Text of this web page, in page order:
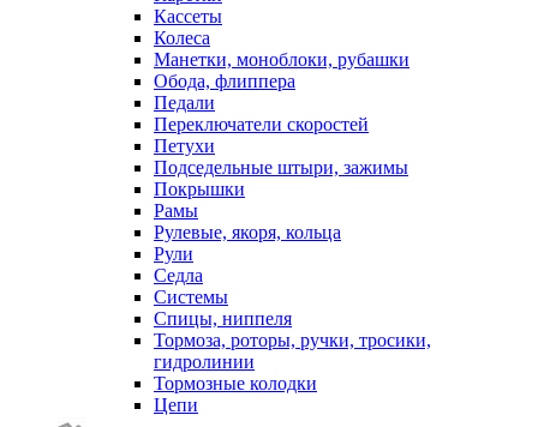
Кассеты
Колеса
Манетки, моноблоки, рубашки
Обода, флиппера
Педали
Переключатели скоростей
Петухи
Подседельные штыри, зажимы
Покрышки
Рамы
Рулевые, якоря, кольца
Рули
Седла
Системы
Спицы, ниппеля
Тормоза, роторы, ручки, тросики,
гидролинии
Тормозные колодки
Цепи